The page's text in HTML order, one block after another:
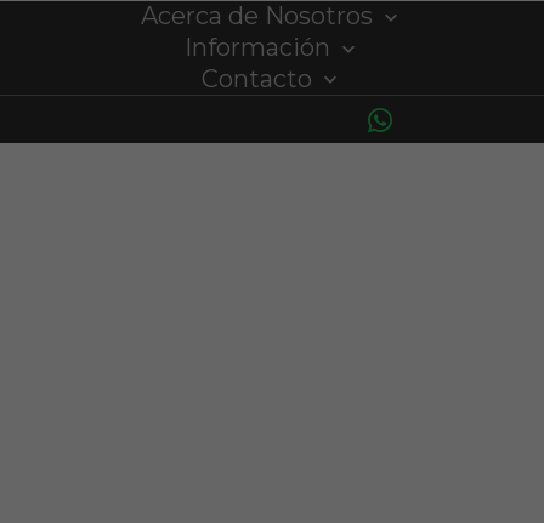
Acerca de Nosotros
Información
Contacto